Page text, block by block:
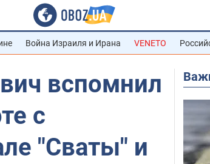
Война Израиля и Ирана VENETO
вспомнил
с
"Сваты" и